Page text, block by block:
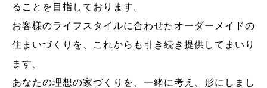
ることを目指しております。
お客様のライフスタイルに合わせたオーダーメイドの
住まいづくりを、これからも引き続き提供してまいり
ます。
あなたの理想の家づくりを、一緒に考え、形にしまし